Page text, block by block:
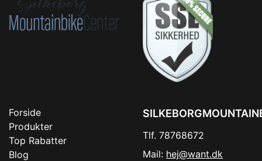
Forside
Produkter
Top Rabatter
Blog
Tlf. 78768672
Mail: hej@want.dk